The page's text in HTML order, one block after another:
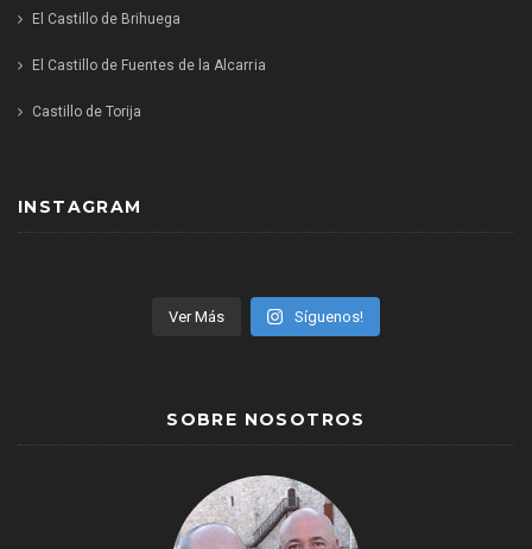
El Castillo de Brihuega
El Castillo de Fuentes de la Alcarria
Castillo de Torija
INSTAGRAM
Ver Más Síguenos!
SOBRE NOSOTROS